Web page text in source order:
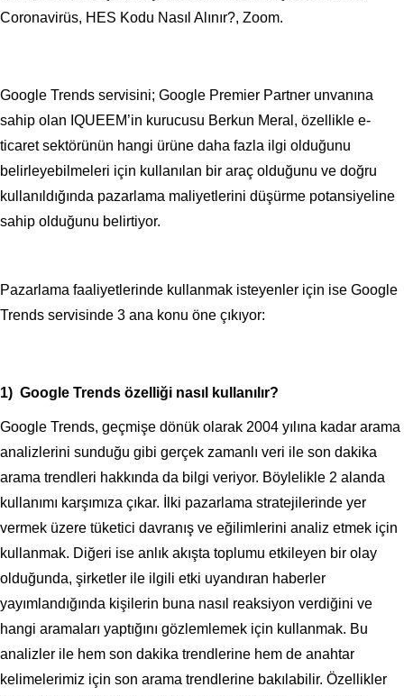
Coronavirüs, HES Kodu Nasıl Alınır?, Zoom.
Google Trends servisini; Google Premier Partner unvanına
sahip olan IQUEEM’in kurucusu Berkun Meral, özellikle e-
ticaret sektörünün hangi ürüne daha fazla ilgi olduğunu
belirleyebilmeleri için kullanılan bir araç olduğunu ve doğru
kullanıldığında pazarlama maliyetlerini düşürme potansiyeline
sahip olduğunu belirtiyor.
Pazarlama faaliyetlerinde kullanmak isteyenler için ise Google
Trends servisinde 3 ana konu öne çıkıyor:
1) Google Trends özelliği nasıl kullanılır?
Google Trends, geçmişe dönük olarak 2004 yılına kadar arama
analizlerini sunduğu gibi gerçek zamanlı veri ile son dakika
arama trendleri hakkında da bilgi veriyor. Böylelikle 2 alanda
kullanımı karşımıza çıkar. İlki pazarlama stratejilerinde yer
vermek üzere tüketici davranış ve eğilimlerini analiz etmek için
kullanmak. Diğeri ise anlık akışta toplumu etkileyen bir olay
olduğunda, şirketler ile ilgili etki uyandıran haberler
yayımlandığında kişilerin buna nasıl reaksiyon verdiğini ve
hangi aramaları yaptığını gözlemlemek için kullanmak. Bu
analizler ile hem son dakika trendlerine hem de anahtar
kelimelerimiz için son arama trendlerine bakılabilir. Özellikler